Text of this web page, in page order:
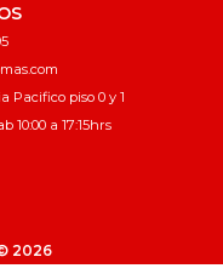
Pacifico piso 0 y 1
10:00 a 17:15hrs
2026